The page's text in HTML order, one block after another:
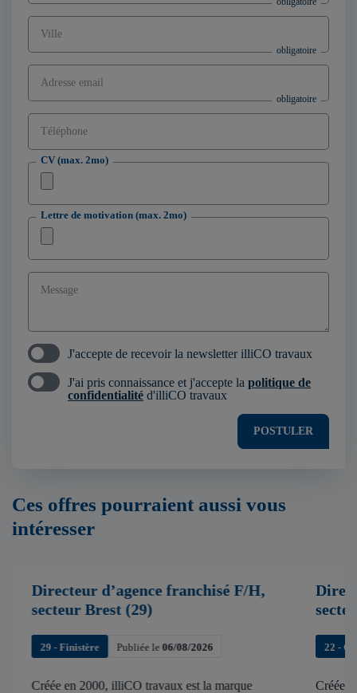
Ville
Adresse email
Téléphone
CV (max. 2mo)
Lettre de motivation (max. 2mo)
Message
J'accepte de recevoir la newsletter illiCO travaux
J'ai pris connaissance et j'accepte la politique de
confidentialité d'illiCO travaux
POSTULER
Ces offres pourraient aussi vous
intéresser
Directeur d’agence franchisé F/H,
secteur Brest (29)
29 - Finistère Publiée le06/08/2026
Créée en 2000, illiCO travaux est la marque
22 -
Créée